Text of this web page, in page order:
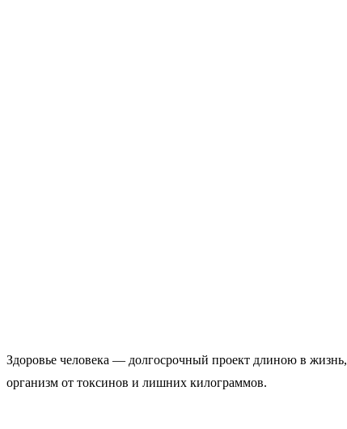
Здоровье человека — долгосрочный проект длиною в
организм от токсинов и лишних килограммов.